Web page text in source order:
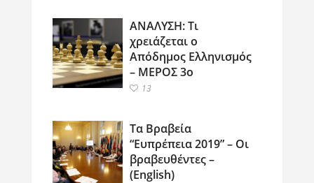
ΑΝΑΛΥΣΗ: Τι
χρειάζεται ο
Απόδημος Ελληνισμός
– ΜΕΡΟΣ 3ο
13
Τα Βραβεία
“Ευπρέπεια 2019” – Οι
βραβευθέντες –
(English)